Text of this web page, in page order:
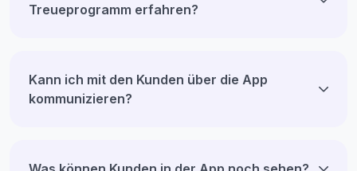
Treueprogramm erfahren?
Kann ich mit den Kunden über die App
kommunizieren?